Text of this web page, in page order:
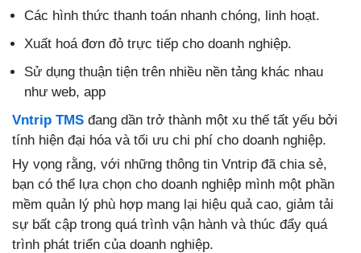
Các hình thức thanh toán nhanh chóng, linh hoạt.
Xuất hoá đơn đỏ trực tiếp cho doanh nghiệp.
Sử dụng thuận tiện trên nhiều nền tảng khác nhau
như web, app
Vntrip TMS đang dần trở thành một xu thế tất yếu bởi
tính hiện đại hóa và tối ưu chi phí cho doanh nghiệp.
Hy vọng rằng, với những thông tin Vntrip đã chia sẻ,
bạn có thể lựa chọn cho doanh nghiệp mình một phần
mềm quản lý phù hợp mang lại hiệu quả cao, giảm tải
sự bất cập trong quá trình vận hành và thúc đẩy quá
trình phát triển của doanh nghiệp.